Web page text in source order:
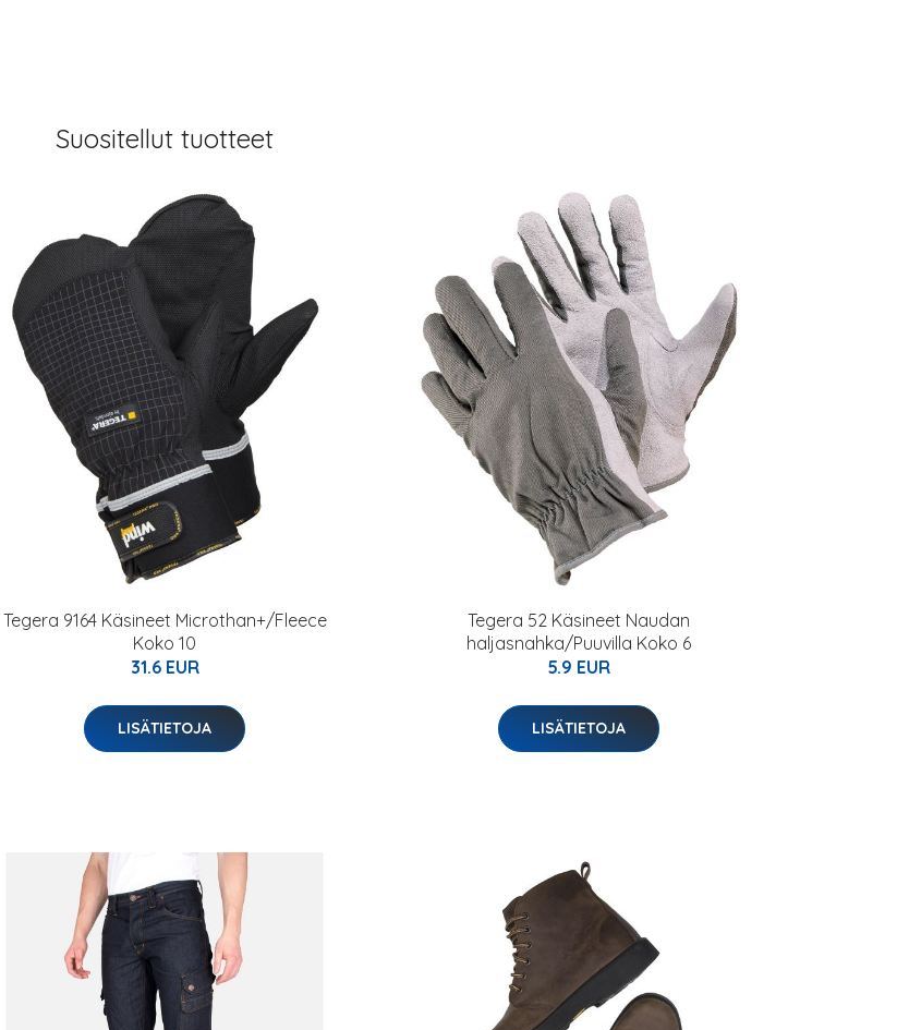
Suositellut tuotteet
Tegera 9164 Käsineet Microthan+/Fleece
Koko 10
31.6 EUR
LISÄTIETOJA
Tegera 52 Käsineet Naudan
haljasnahka/Puuvilla Koko 6
5.9 EUR
LISÄTIETOJA